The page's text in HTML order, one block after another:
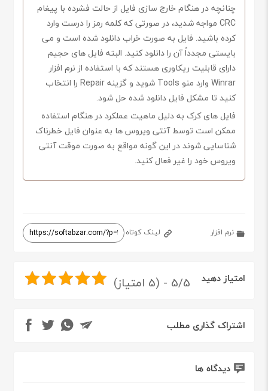
چنانچه در هنگام خارج سازی فایل از حالت فشرده با پیغام
CRC مواجه شدید، در صورتی که کلمه رمز را درست وارد
کرده باشید. فایل به صورت خراب دانلود شده است و می
بایستی مجدداً آن را دانلود کنید. البته فایل های حجیم
دارای قابلیت ریکاوری هستند که با استفاده از نرم افزار
Winrar وارد منو Tools شوید و گزینه Repair را انتخاب
کنید تا مشکل فایل دانلود شده حل شود.
فایل های کرک به دلیل ماهیت عملکرد در هنگام استفاده
ممکن است توسط آنتی ویروس ها به عنوان فایل خطرناک
شناسایی شوند در این گونه مواقع به صورت موقت آنتی
ویروس خود را غیر فعال کنید.
نرم افزار لینک کوتاه
امتیاز دهید 5/5 - (5 امتیاز)
اشتراک گذاری مطلب
دیدگاه ها